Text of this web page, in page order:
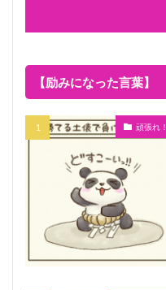
【励みになった言葉】
頑張れ！